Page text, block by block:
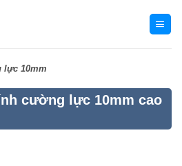
lực 10mm
cường lực 10mm cao